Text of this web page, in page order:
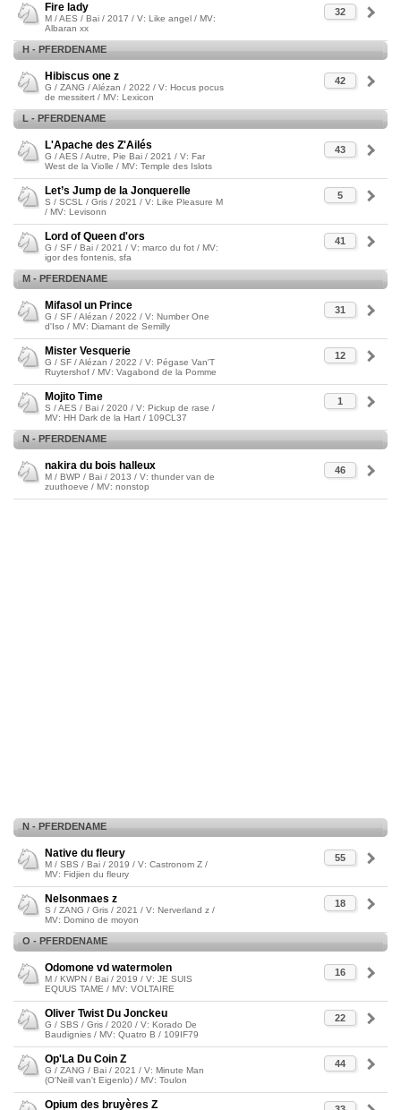
32
Fire lady
M / AES / Bai / 2017 / V: Like angel / MV:
Albaran xx
H - PFERDENAME
42
Hibiscus one z
G / ZANG / Alézan / 2022 / V: Hocus pocus
de messitert / MV: Lexicon
L - PFERDENAME
43
L'Apache des Z'Ailés
G / AES / Autre, Pie Bai / 2021 / V: Far
West de la Violle / MV: Temple des Islots
5
Let’s Jump de la Jonquerelle
S / SCSL / Gris / 2021 / V: Like Pleasure M
/ MV: Levisonn
41
Lord of Queen d'ors
G / SF / Bai / 2021 / V: marco du fot / MV:
igor des fontenis, sfa
M - PFERDENAME
31
Mifasol un Prince
G / SF / Alézan / 2022 / V: Number One
d'Iso / MV: Diamant de Semilly
12
Mister Vesquerie
G / SF / Alézan / 2022 / V: Pégase Van'T
Ruytershof / MV: Vagabond de la Pomme
1
Mojito Time
S / AES / Bai / 2020 / V: Pickup de rase /
MV: HH Dark de la Hart / 109CL37
N - PFERDENAME
46
nakira du bois halleux
M / BWP / Bai / 2013 / V: thunder van de
zuuthoeve / MV: nonstop
N - PFERDENAME
55
Native du fleury
M / SBS / Bai / 2019 / V: Castronom Z /
MV: Fidjien du fleury
18
Nelsonmaes z
S / ZANG / Gris / 2021 / V: Nerverland z /
MV: Domino de moyon
O - PFERDENAME
16
Odomone vd watermolen
M / KWPN / Bai / 2019 / V: JE SUIS
EQUUS TAME / MV: VOLTAIRE
22
Oliver Twist Du Jonckeu
G / SBS / Gris / 2020 / V: Korado De
Baudignies / MV: Quatro B / 109IF79
44
Op'La Du Coin Z
G / ZANG / Bai / 2021 / V: Minute Man
(O'Neill van't Eigenlo) / MV: Toulon
Opium des bruyères Z